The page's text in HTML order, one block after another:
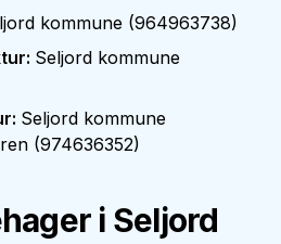
kommune (964963738)
: Seljord kommune
: Seljord kommune
(974636352)
i Seljord